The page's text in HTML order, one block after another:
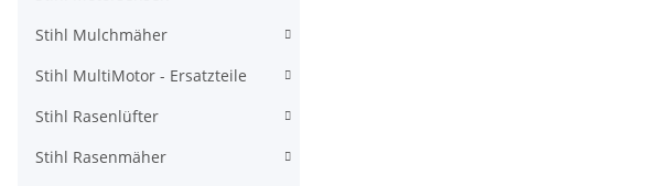
Stihl Mulchmäher
Stihl MultiMotor - Ersatzteile
Stihl Rasenlüfter
Stihl Rasenmäher